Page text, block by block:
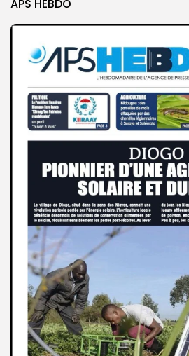
APS HEBDO